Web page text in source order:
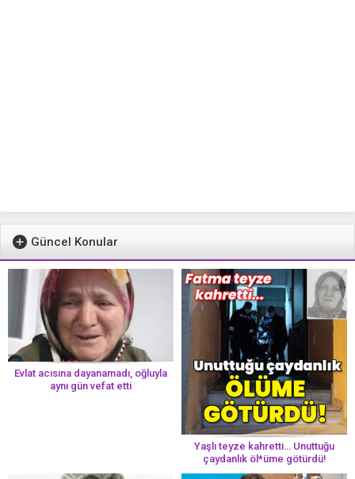
Güncel Konular
Evlat acısına dayanamadı, oğluyla
aynı gün vefat etti
Yaşlı teyze kahretti… Unuttuğu
çaydanlık öl*üme götürdü!